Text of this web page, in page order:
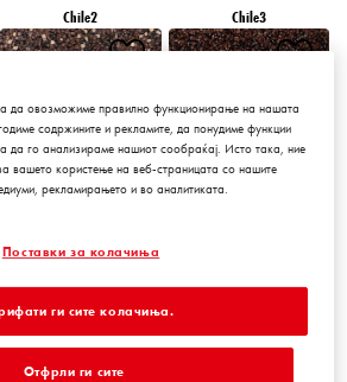
Chile2 Chile3
да овозможиме правилно функционирање на нашата
содржините и рекламите, да понудиме функции
да го анализираме нашиот сообраќај. Исто така, ние
вашето користење на веб-страницата со нашите
рекламирањето и во аналитиката.
Поставки за колачиња
Отфрли ги сите
ги сите колачиња.